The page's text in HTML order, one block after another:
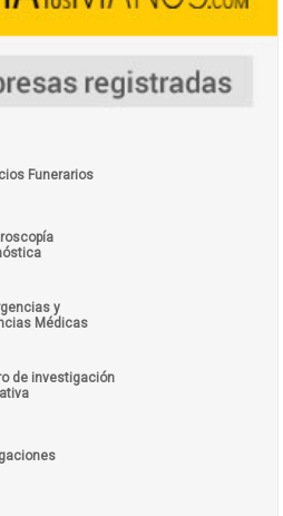
Funerarios
y
Médicas
de investigación